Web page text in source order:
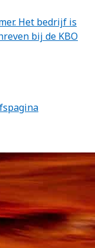
Het bedrijf is
bij de KBO